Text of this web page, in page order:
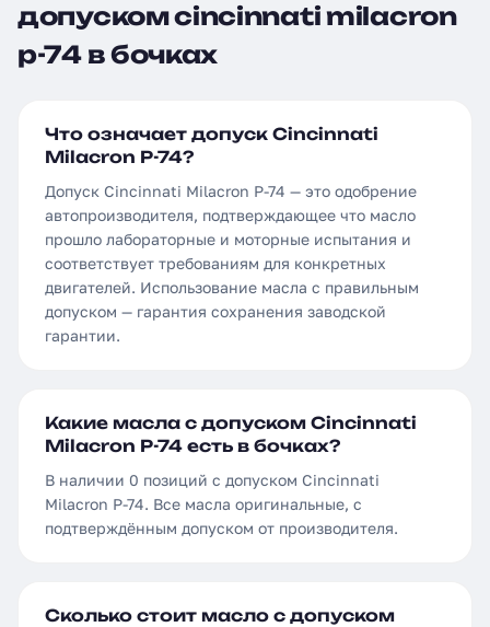
допуском cincinnati milacron
p-74 в бочках
Что означает допуск Cincinnati
Milacron P-74?
Допуск Cincinnati Milacron P-74 — это одобрение
автопроизводителя, подтверждающее что масло
прошло лабораторные и моторные испытания и
соответствует требованиям для конкретных
двигателей. Использование масла с правильным
допуском — гарантия сохранения заводской
гарантии.
Какие масла с допуском Cincinnati
Milacron P-74 есть в бочках?
В наличии 0 позиций с допуском Cincinnati
Milacron P-74. Все масла оригинальные, с
подтверждённым допуском от производителя.
Сколько стоит масло с допуском